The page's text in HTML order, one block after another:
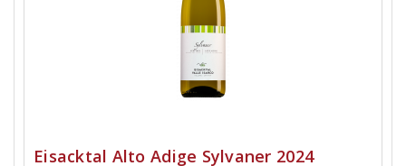
Eisacktal Alto Adige Sylvaner 2024